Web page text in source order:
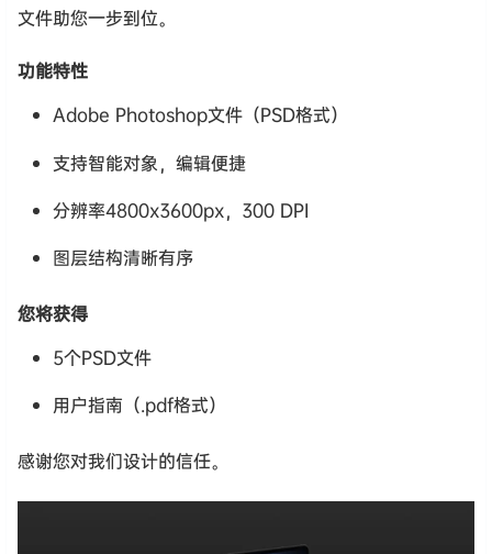
文件助您一步到位。
功能特性
Adobe Photoshop文件（PSD格式）
支持智能对象，编辑便捷
分辨率4800x3600px，300 DPI
图层结构清晰有序
您将获得
5个PSD文件
用户指南（.pdf格式）
感谢您对我们设计的信任。